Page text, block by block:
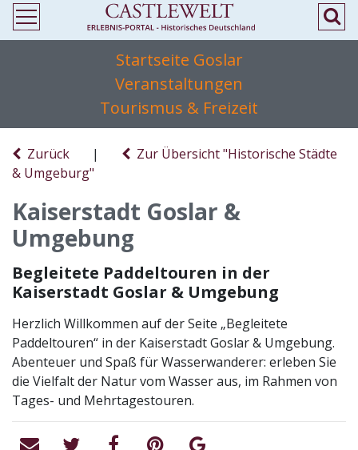
Startseite Goslar
Veranstaltungen
Tourismus & Freizeit
Zurück |
Zur Übersicht "Historische Städte
& Umgeburg"
Kaiserstadt Goslar &
Umgebung
Begleitete Paddeltouren in der
Kaiserstadt Goslar & Umgebung
Herzlich Willkommen auf der Seite „Begleitete
Paddeltouren“ in der Kaiserstadt Goslar & Umgebung.
Abenteuer und Spaß für Wasserwanderer: erleben Sie
die Vielfalt der Natur vom Wasser aus, im Rahmen von
Tages- und Mehrtagestouren.